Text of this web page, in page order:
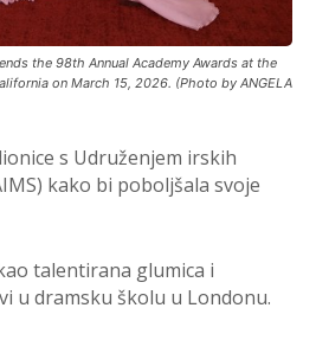
the 98th Annual Academy Awards at the
on March 15, 2026. (Photo by ANGELA
s Udruženjem irskih
kako bi poboljšala svoje
talentirana glumica i
u dramsku školu u Londonu.